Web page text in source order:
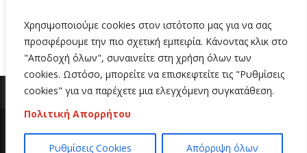
Χρησιμοποιούμε cookies στον ιστότοπο μας για να σας
προσφέρουμε την πιο σχετική εμπειρία. Κάνοντας κλικ στο
"Αποδοχή όλων", συναινείτε στη χρήση όλων των
cookies. Ωστόσο, μπορείτε να επισκεφτείτε τις "Ρυθμίσεις
cookies" για να παρέχετε μια ελεγχόμενη συγκατάθεση.
Πολιτική Απορρήτου
Ρυθμίσεις Cookies Απόρριψη όλων
Copyright 2020 | All Rights Reserved | Κατασκευή